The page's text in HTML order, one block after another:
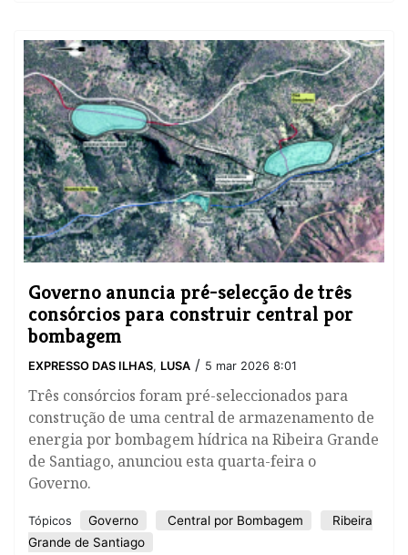
Governo anuncia pré-selecção de três
consórcios para construir central por
bombagem
EXPRESSO DAS ILHAS, LUSA / 5 mar 2026 8:01
​Três consórcios foram pré-seleccionados para
construção de uma central de armazenamento de
energia por bombagem hídrica na Ribeira Grande
de Santiago, anunciou esta quarta-feira o
Governo.
Tópicos Governo Central por Bombagem
Ribeira
Grande de Santiago